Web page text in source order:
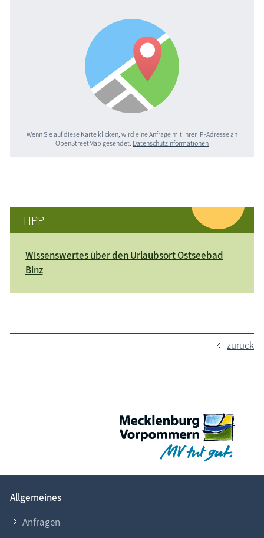
Wenn Sie auf diese Karte klicken, wird eine Anfrage mit Ihrer IP-Adresse an
OpenStreetMap gesendet. Datenschutzinformationen
TIPP
Wissenswertes über den Urlaubsort Ostseebad
Binz
zurück
Allgemeines
Anfragen